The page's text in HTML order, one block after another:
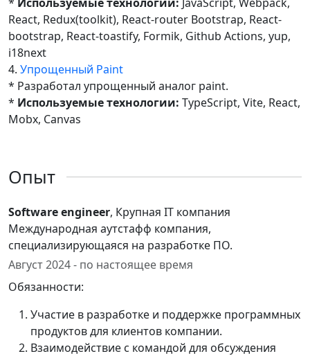
React, Redux(toolkit), React-router Bootstrap, React-
bootstrap, React-toastify, Formik, Github Actions, yup,
i18next
4. Упрощенный Paint
* Разработал упрощенный аналог paint.
* Используемые технологии: TypeScript, Vite, React,
Mobx, Canvas
Опыт
Software engineer, Крупная IT компания
Международная аутстафф компания,
специализирующаяся на разработке ПО.
Август 2024 - по настоящее время
Обязанности:
Участие в разработке и поддержке программных
продуктов для клиентов компании.
Взаимодействие с командой для обсуждения